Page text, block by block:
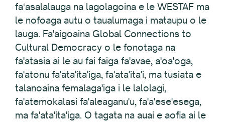
faʻasalalauga na lagolagoina e le WESTAF ma
le nofoaga autu o taualumaga i mataupu o le
lauga. Fa'aigoaina Global Connections to
Cultural Democracy o le fonotaga na
fa'atasia ai le au fai faiga fa'avae, a'oa'oga,
fa'atonu fa'ata'ita'iga, fa'ata'ita'i, ma tusiata e
talanoaina femalaga'iga i le lalolagi,
fa'atemokalasi fa'aleaganu'u, fa'a'ese'esega,
ma fa'ata'ita'iga. O tagata na auai e aofia ai le